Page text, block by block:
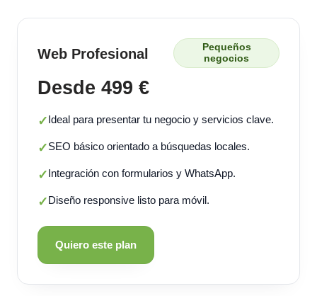
Web Profesional
Pequeños
negocios
Desde 499 €
✓Ideal para presentar tu negocio y servicios clave.
✓SEO básico orientado a búsquedas locales.
✓Integración con formularios y WhatsApp.
✓Diseño responsive listo para móvil.
Quiero este plan